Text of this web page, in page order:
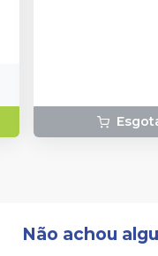
Não achou